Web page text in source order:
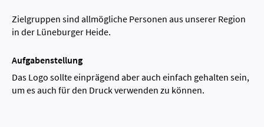
Zielgruppen sind allmögliche Personen aus unserer Region
in der Lüneburger Heide.
Aufgabenstellung
Das Logo sollte einprägend aber auch einfach gehalten sein,
um es auch für den Druck verwenden zu können.